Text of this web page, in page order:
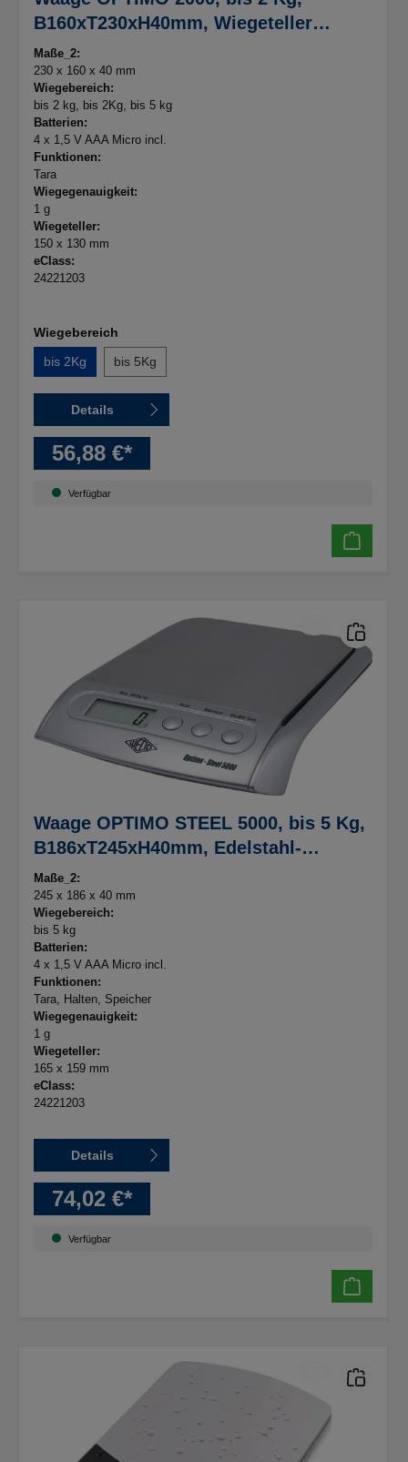
B160xT230xH40mm, Wiegeteller
150x130mm
Maße_2:
230 x 160 x 40 mm
Wiegebereich:
bis 2 kg, bis 2Kg, bis 5 kg
Batterien:
4 x 1,5 V AAA Micro incl.
Funktionen:
Tara
Wiegegenauigkeit:
1 g
Wiegeteller:
150 x 130 mm
eClass:
24221203
Wiegebereich
bis 2Kg
bis 5Kg
Details
56,88 €*
Verfügbar
Waage OPTIMO STEEL 5000, bis 5 Kg,
B186xT245xH40mm, Edelstahl-
Wiegeteller 165x159mm
Maße_2:
245 x 186 x 40 mm
Wiegebereich:
bis 5 kg
Batterien:
4 x 1,5 V AAA Micro incl.
Funktionen:
Tara, Halten, Speicher
Wiegegenauigkeit:
1 g
Wiegeteller:
165 x 159 mm
eClass:
24221203
Details
74,02 €*
Verfügbar